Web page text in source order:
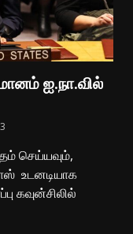
ஐ.நா.வில்
செய்யவும்,
உடனடியாக
கவுன்சிலில்